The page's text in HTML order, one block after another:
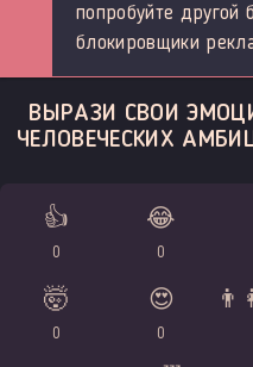
попробуйте другой
блокировщики
ВЫРАЗИ СВОИ
ЧЕЛОВЕЧЕСКИХ
👍
0
😂
0
🤯
0
😍
0